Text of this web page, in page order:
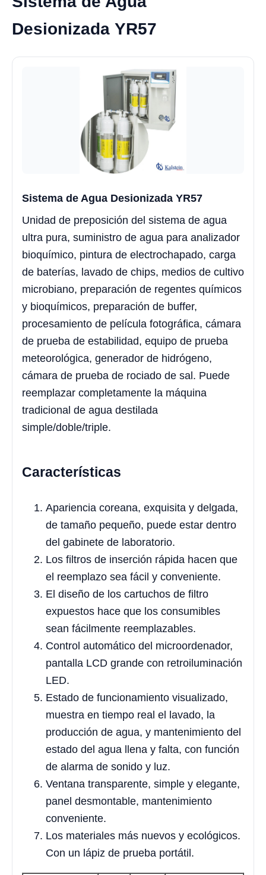
Desionizada YR57
Sistema de Agua Desionizada YR57
Unidad de preposición del sistema de agua
ultra pura, suministro de agua para analizador
bioquímico, pintura de electrochapado, carga
de baterías, lavado de chips, medios de cultivo
microbiano, preparación de regentes químicos
y bioquímicos, preparación de buffer,
procesamiento de película fotográfica, cámara
de prueba de estabilidad, equipo de prueba
meteorológica, generador de hidrógeno,
cámara de prueba de rociado de sal. Puede
reemplazar completamente la máquina
tradicional de agua destilada
simple/doble/triple.
Características
Apariencia coreana, exquisita y delgada,
de tamaño pequeño, puede estar dentro
del gabinete de laboratorio.
Los filtros de inserción rápida hacen que
el reemplazo sea fácil y conveniente.
El diseño de los cartuchos de filtro
expuestos hace que los consumibles
sean fácilmente reemplazables.
Control automático del microordenador,
pantalla LCD grande con retroiluminación
LED.
Estado de funcionamiento visualizado,
muestra en tiempo real el lavado, la
producción de agua, y mantenimiento del
estado del agua llena y falta, con función
de alarma de sonido y luz.
Ventana transparente, simple y elegante,
panel desmontable, mantenimiento
conveniente.
Los materiales más nuevos y ecológicos.
Con un lápiz de prueba portátil.